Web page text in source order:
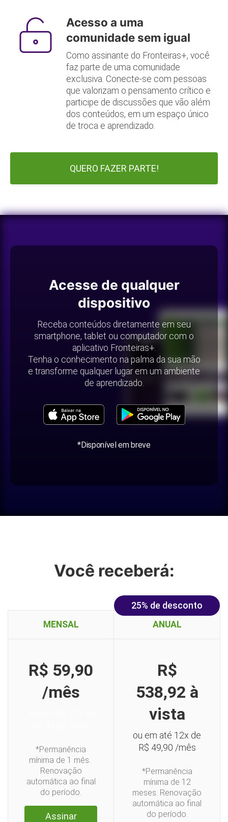
Acesso a uma
comunidade sem igual
Como assinante do Fronteiras+, você
faz parte de uma comunidade
exclusiva. Conecte-se com pessoas
que valorizam o pensamento crítico e
participe de discussões que vão além
dos conteúdos, em um espaço único
de troca e aprendizado.
QUERO FAZER PARTE!
Acesse de qualquer
dispositivo
Receba conteúdos diretamente em seu
smartphone, tablet ou computador com o
aplicativo Fronteiras+.
Tenha o conhecimento na palma da sua mão
e transforme qualquer lugar em um ambiente
de aprendizado.
*Disponível em breve
Você receberá:
MENSAL
25% de desconto
ANUAL
R$ 59,90
/mês
ㅤ*Permanência
mínima de 1 mês. ㅤ
Renovação
automática ao final
do período.
Assinar
R$
538,92 à
vista
ou em até 12x de
R$ 49,90 /mês
*Permanência
mínima de 12
meses. Renovação
automática ao final
do período.